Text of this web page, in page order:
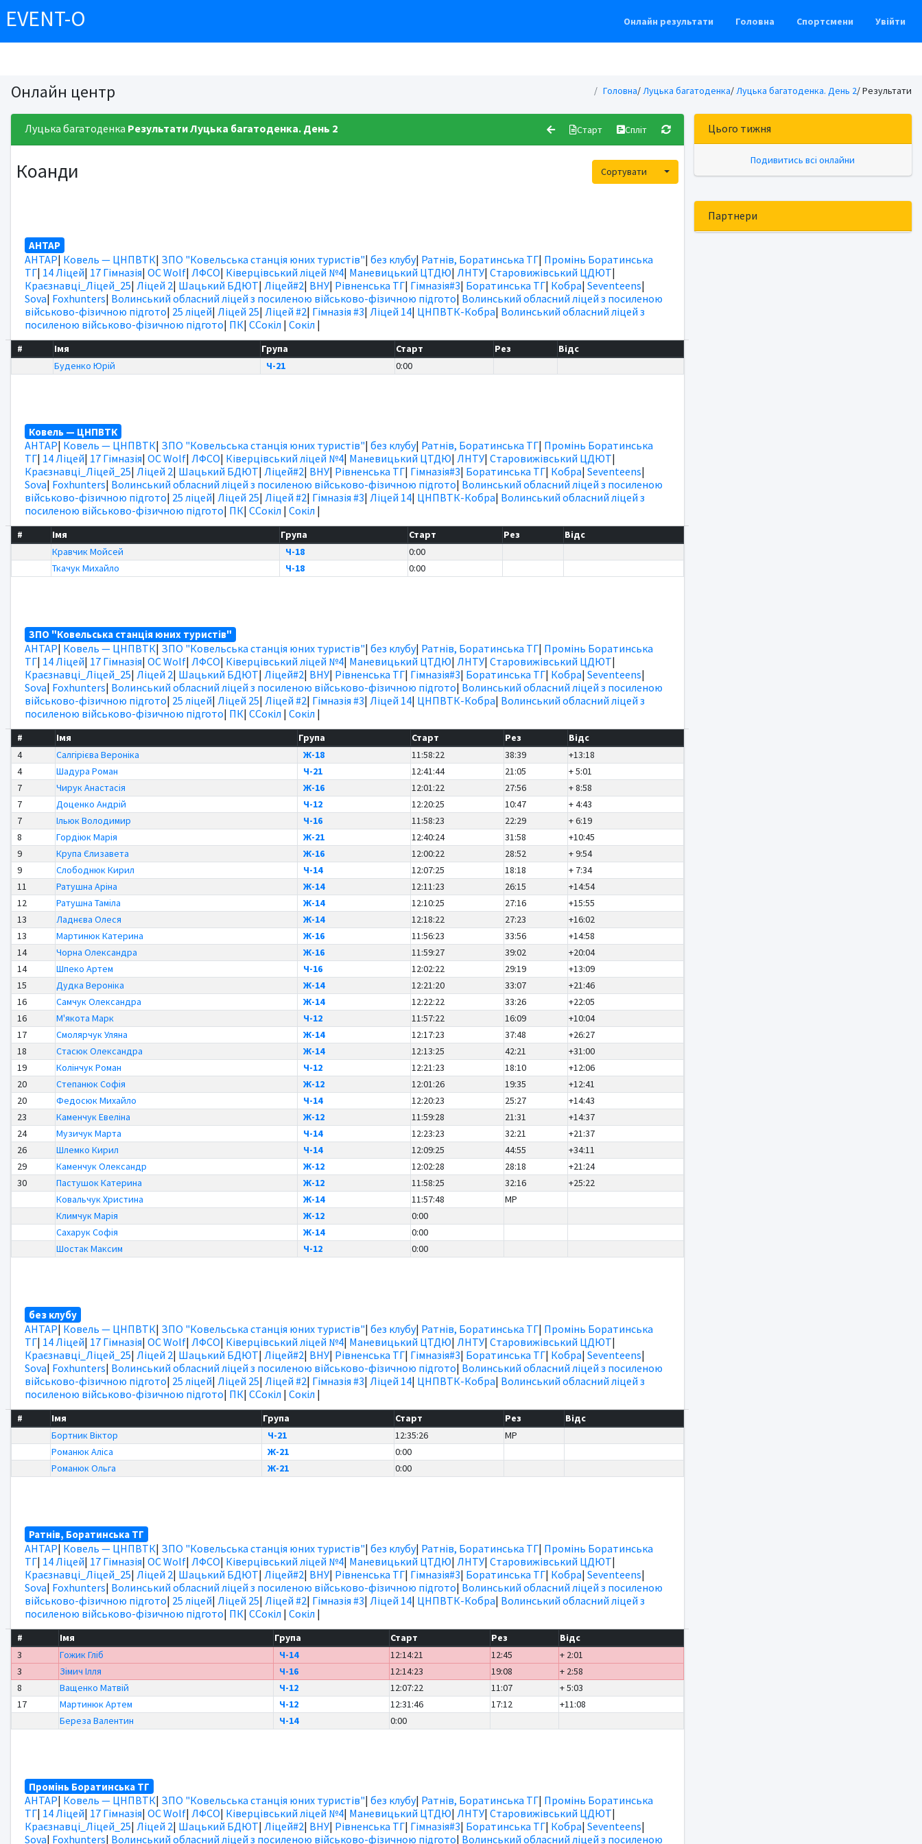
EVENT-O Онлайн результати Головна Спортсмени Увійти
Онлайн центр Головна/Луцька багатоденка/Луцька багатоденка. День 2/ Результати
Луцька багатоденка РезультатиЛуцька багатоденка. День 2 Старт Спліт
Коанди Сортувати Toggle Dropdown
АНТАР
АНТАР| Ковель — ЦНПВТК| ЗПО "Ковельська станція юних туристів"| без клубу| Ратнів, Боратинська ТГ| Промінь Боратинська
ТГ| 14 Ліцей| 17 Гімназія| OC Wolf| ЛФСО| Ківерцівський ліцей №4| Маневицький ЦТДЮ| ЛНТУ| Старовижівський ЦДЮТ|
Краєзнавці_Ліцей_25| Ліцей 2| Шацький БДЮТ| Ліцей#2| ВНУ| Рівненська ТГ| Гімназія#3| Боратинська ТГ| Кобра| Seventeens|
Sova| Foxhunters| Волинський обласний ліцей з посиленою військово-фізичною підгото| Волинський обласний ліцей з посиленою
військово-фізичною підгото| 25 ліцей| Ліцей 25| Ліцей #2| Гімназія #3| Ліцей 14| ЦНПВТК-Кобра| Волинський обласний ліцей з
посиленою військово-фізичною підгото| ПК| ССокіл | Сокіл |
# Імя Група Старт Рез
Відс
Буденко Юрій
Ч-21 0:00
Ковель — ЦНПВТК
АНТАР| Ковель — ЦНПВТК| ЗПО "Ковельська станція юних туристів"| без клубу| Ратнів, Боратинська ТГ| Промінь Боратинська
ТГ| 14 Ліцей| 17 Гімназія| OC Wolf| ЛФСО| Ківерцівський ліцей №4| Маневицький ЦТДЮ| ЛНТУ| Старовижівський ЦДЮТ|
Краєзнавці_Ліцей_25| Ліцей 2| Шацький БДЮТ| Ліцей#2| ВНУ| Рівненська ТГ| Гімназія#3| Боратинська ТГ| Кобра| Seventeens|
Sova| Foxhunters| Волинський обласний ліцей з посиленою військово-фізичною підгото| Волинський обласний ліцей з посиленою
військово-фізичною підгото| 25 ліцей| Ліцей 25| Ліцей #2| Гімназія #3| Ліцей 14| ЦНПВТК-Кобра| Волинський обласний ліцей з
посиленою військово-фізичною підгото| ПК| ССокіл | Сокіл |
# Імя Група Старт Рез
Відс
Кравчик Мойсей
Ч-18
0:00
Ткачук Михайло
Ч-18 0:00
ЗПО "Ковельська станція юних туристів"
АНТАР| Ковель — ЦНПВТК| ЗПО "Ковельська станція юних туристів"| без клубу| Ратнів, Боратинська ТГ| Промінь Боратинська
ТГ| 14 Ліцей| 17 Гімназія| OC Wolf| ЛФСО| Ківерцівський ліцей №4| Маневицький ЦТДЮ| ЛНТУ| Старовижівський ЦДЮТ|
Краєзнавці_Ліцей_25| Ліцей 2| Шацький БДЮТ| Ліцей#2| ВНУ| Рівненська ТГ| Гімназія#3| Боратинська ТГ| Кобра| Seventeens|
Sova| Foxhunters| Волинський обласний ліцей з посиленою військово-фізичною підгото| Волинський обласний ліцей з посиленою
військово-фізичною підгото| 25 ліцей| Ліцей 25| Ліцей #2| Гімназія #3| Ліцей 14| ЦНПВТК-Кобра| Волинський обласний ліцей з
посиленою військово-фізичною підгото| ПК| ССокіл | Сокіл |
# Імя Група Старт Рез
Відс
4
Салгірієва Вероніка Ж-18 11:58:22 38:39
+13:18
4
Шадура Роман Ч-21 12:41:44 21:05
+ 5:01
7
Чирук Анастасія Ж-16 12:01:22 27:56
+ 8:58
7
Доценко Андрій Ч-12 12:20:25 10:47
+ 4:43
7
Ільюк Володимир Ч-16 11:58:23 22:29
+ 6:19
8
Гордіюк Марія Ж-21 12:40:24 31:58
+10:45
9
Крупа Єлизавета Ж-16 12:00:22 28:52
+ 9:54
9
Слободнюк Кирил Ч-14 12:07:25 18:18
+ 7:34
11
Ратушна Аріна Ж-14 12:11:23 26:15
+14:54
12
Ратушна Таміла Ж-14 12:10:25 27:16
+15:55
13
Ладнєва Олеся Ж-14 12:18:22 27:23
+16:02
13
Мартинюк Катерина Ж-16 11:56:23 33:56
+14:58
14
Чорна Олександра Ж-16 11:59:27 39:02
+20:04
14
Шпеко Артем Ч-16 12:02:22 29:19
+13:09
15
Дудка Вероніка Ж-14 12:21:20 33:07
+21:46
16
Самчук Олександра Ж-14 12:22:22 33:26
+22:05
16
М'якота Марк Ч-12 11:57:22 16:09
+10:04
17
Смолярчук Уляна Ж-14 12:17:23 37:48
+26:27
18
Стасюк Олександра Ж-14 12:13:25 42:21
+31:00
19
Колінчук Роман Ч-12 12:21:23 18:10
+12:06
20
Степанюк Софія Ж-12 12:01:26 19:35
+12:41
20
Федосюк Михайло Ч-14 12:20:23 25:27
+14:43
23
Каменчук Евеліна Ж-12 11:59:28 21:31
+14:37
24
Музичук Марта Ч-14 12:23:23 32:21
+21:37
26
Шлемко Кирил Ч-14 12:09:25 44:55
+34:11
29
Каменчук Олександр Ж-12 12:02:28 28:18
+21:24
30
Пастушок Катерина Ж-12 11:58:25 32:16
+25:22
Ковальчук Христина
Ж-14 11:57:48
MP
Климчук Марія
Ж-12
0:00
Сахарук Софія
Ж-14
0:00
Шостак Максим
Ч-12 0:00
без клубу
АНТАР| Ковель — ЦНПВТК| ЗПО "Ковельська станція юних туристів"| без клубу| Ратнів, Боратинська ТГ| Промінь Боратинська
ТГ| 14 Ліцей| 17 Гімназія| OC Wolf| ЛФСО| Ківерцівський ліцей №4| Маневицький ЦТДЮ| ЛНТУ| Старовижівський ЦДЮТ|
Краєзнавці_Ліцей_25| Ліцей 2| Шацький БДЮТ| Ліцей#2| ВНУ| Рівненська ТГ| Гімназія#3| Боратинська ТГ| Кобра| Seventeens|
Sova| Foxhunters| Волинський обласний ліцей з посиленою військово-фізичною підгото| Волинський обласний ліцей з посиленою
військово-фізичною підгото| 25 ліцей| Ліцей 25| Ліцей #2| Гімназія #3| Ліцей 14| ЦНПВТК-Кобра| Волинський обласний ліцей з
посиленою військово-фізичною підгото| ПК| ССокіл | Сокіл |
# Імя Група Старт Рез
Відс
Бортник Віктор
Ч-21 12:35:26
MP
Романюк Аліса
Ж-21
0:00
Романюк Ольга
Ж-21 0:00
Ратнів, Боратинська ТГ
АНТАР| Ковель — ЦНПВТК| ЗПО "Ковельська станція юних туристів"| без клубу| Ратнів, Боратинська ТГ| Промінь Боратинська
ТГ| 14 Ліцей| 17 Гімназія| OC Wolf| ЛФСО| Ківерцівський ліцей №4| Маневицький ЦТДЮ| ЛНТУ| Старовижівський ЦДЮТ|
Краєзнавці_Ліцей_25| Ліцей 2| Шацький БДЮТ| Ліцей#2| ВНУ| Рівненська ТГ| Гімназія#3| Боратинська ТГ| Кобра| Seventeens|
Sova| Foxhunters| Волинський обласний ліцей з посиленою військово-фізичною підгото| Волинський обласний ліцей з посиленою
військово-фізичною підгото| 25 ліцей| Ліцей 25| Ліцей #2| Гімназія #3| Ліцей 14| ЦНПВТК-Кобра| Волинський обласний ліцей з
посиленою військово-фізичною підгото| ПК| ССокіл | Сокіл |
# Імя Група Старт Рез
Відс
3
Гожик Гліб Ч-14 12:14:21 12:45
+ 2:01
3
Зімич Ілля Ч-16 12:14:23 19:08
+ 2:58
8
Ващенко Матвій Ч-12 12:07:22 11:07
+ 5:03
17
Мартинюк Артем Ч-12 12:31:46 17:12
+11:08
Береза Валентин
Ч-14 0:00
Промінь Боратинська ТГ
АНТАР| Ковель — ЦНПВТК| ЗПО "Ковельська станція юних туристів"| без клубу| Ратнів, Боратинська ТГ| Промінь Боратинська
ТГ| 14 Ліцей| 17 Гімназія| OC Wolf| ЛФСО| Ківерцівський ліцей №4| Маневицький ЦТДЮ| ЛНТУ| Старовижівський ЦДЮТ|
Краєзнавці_Ліцей_25| Ліцей 2| Шацький БДЮТ| Ліцей#2| ВНУ| Рівненська ТГ| Гімназія#3| Боратинська ТГ| Кобра| Seventeens|
Sova| Foxhunters| Волинський обласний ліцей з посиленою військово-фізичною підгото| Волинський обласний ліцей з посиленою
Цього тижня
Подивитись всі онлайни
Партнери